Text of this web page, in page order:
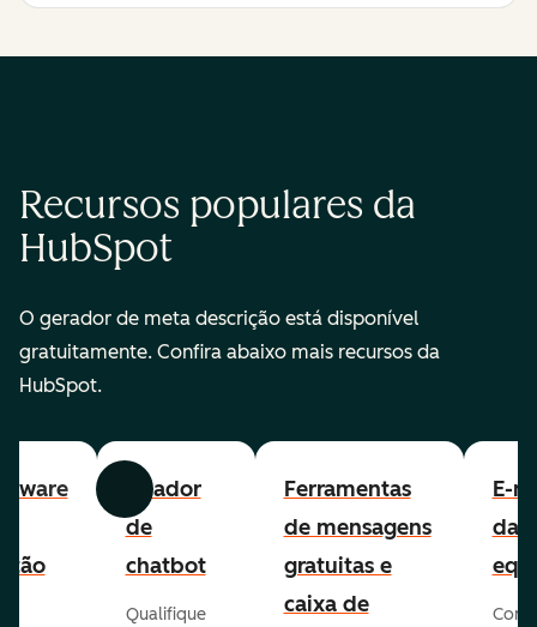
Recursos populares da
HubSpot
O gerador de meta descrição está disponível
gratuitamente. Confira abaixo mais recursos da
HubSpot.
Anterior Avançar
Criador
de
chatbot
Qualifique
Ferramentas
de mensagens
gratuitas e
caixa de
E-
da